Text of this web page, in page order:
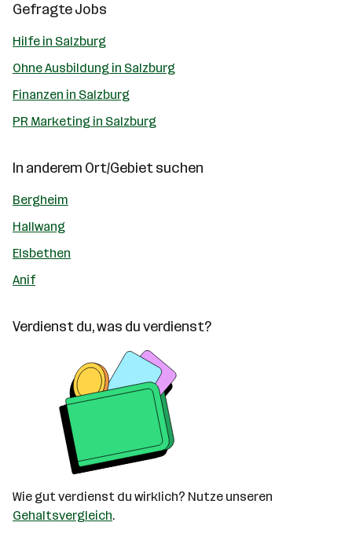
Gefragte Jobs
Hilfe in Salzburg
Ohne Ausbildung in Salzburg
Finanzen in Salzburg
PR Marketing in Salzburg
In anderem Ort/Gebiet suchen
Bergheim
Hallwang
Elsbethen
Anif
Verdienst du, was du verdienst?
Wie gut verdienst du wirklich? Nutze unseren
Gehaltsvergleich.